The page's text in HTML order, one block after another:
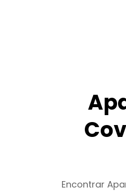
Encontrar